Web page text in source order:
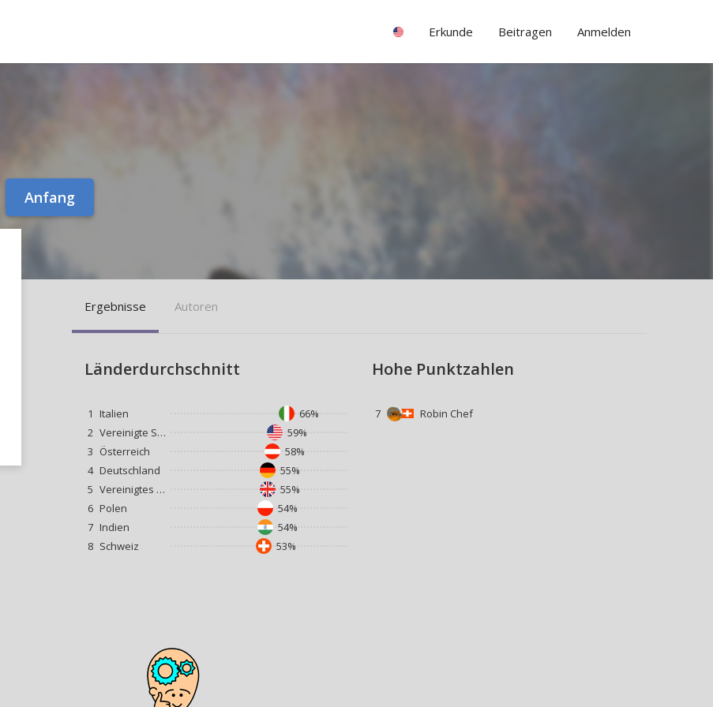
Erkunde Beitragen Anmelden
Anfang
Ergebnisse Autoren
Länderdurchschnitt
1 Italien
66%
2
Vereinigte Staaten
59%
3 Österreich
58%
4 Deutschland
55%
5
Vereinigtes Königreich
55%
6 Polen
54%
7 Indien
54%
8 Schweiz 53%
Hohe Punktzahlen
7 Robin Chef